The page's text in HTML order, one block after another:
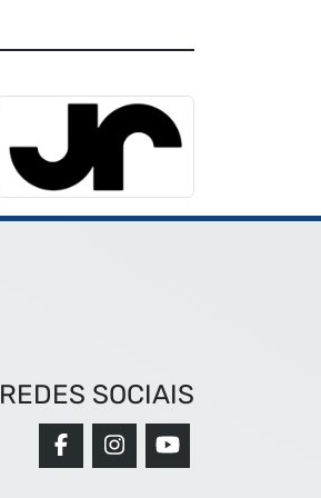
REDES SOCIAIS